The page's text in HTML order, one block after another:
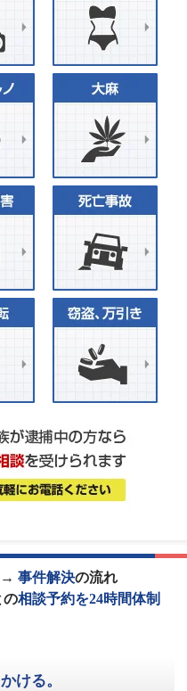
→ 事件解決の流れ
の相談予約を24時間体制
ける。